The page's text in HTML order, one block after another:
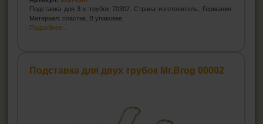
Подставка для 3-х трубок 70307. Страна изготовитель: Германия.
Материал: пластик. В упаковке.
Подробнее...
Подставка для двух трубок Mr.Brog 00002